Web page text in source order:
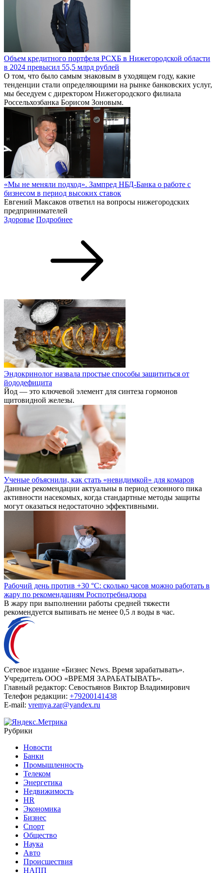
Объем кредитного портфеля РСХБ в Нижегородской области
в 2024 превысил 55,5 млрд рублей
О том, что было самым знаковым в уходящем году, какие
тенденции стали определяющими на рынке банковских услуг,
мы беседуем с директором Нижегородского филиала
Россельхозбанка Борисом Зоновым.
«Мы не меняли подход». Зампред НБД-Банка о работе с
бизнесом в период высоких ставок
Евгений Максаков ответил на вопросы нижегородских
предпринимателей
Здоровье Подробнее
Эндокринолог назвала простые способы защититься от
йододефицита
Йод — это ключевой элемент для синтеза гормонов
щитовидной железы.
Ученые объяснили, как стать «невидимкой» для комаров
Данные рекомендации актуальны в период сезонного пика
активности насекомых, когда стандартные методы защиты
могут оказаться недостаточно эффективными.
Рабочий день против +30 °C: сколько часов можно работать в
жару по рекомендациям Роспотребнадзора
В жару при выполнении работы средней тяжести
рекомендуется выпивать не менее 0,5 л воды в час.
Сетевое издание «Бизнес News. Время зарабатывать».
Учредитель ООО «ВРЕМЯ ЗАРАБАТЫВАТЬ».
Главный редактор: Севостьянов Виктор Владимирович
Телефон редакции: +79200141438
E-mail: vremya.zar@yandex.ru
Рубрики
Новости
Банки
Промышленность
Телеком
Энергетика
Недвижимость
HR
Экономика
Бизнес
Спорт
Общество
Наука
Авто
Происшествия
НАПП